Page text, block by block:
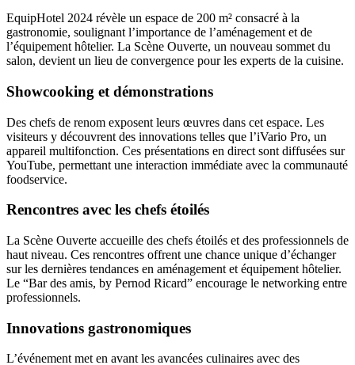
EquipHotel 2024 révèle un espace de 200 m² consacré à la
gastronomie, soulignant l’importance de l’aménagement et de
l’équipement hôtelier. La Scène Ouverte, un nouveau sommet du
salon, devient un lieu de convergence pour les experts de la cuisine.
Showcooking et démonstrations
Des chefs de renom exposent leurs œuvres dans cet espace. Les
visiteurs y découvrent des innovations telles que l’iVario Pro, un
appareil multifonction. Ces présentations en direct sont diffusées sur
YouTube, permettant une interaction immédiate avec la communauté
foodservice.
Rencontres avec les chefs étoilés
La Scène Ouverte accueille des chefs étoilés et des professionnels de
haut niveau. Ces rencontres offrent une chance unique d’échanger
sur les dernières tendances en aménagement et équipement hôtelier.
Le “Bar des amis, by Pernod Ricard” encourage le networking entre
professionnels.
Innovations gastronomiques
L’événement met en avant les avancées culinaires avec des